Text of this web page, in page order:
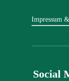
Impressum
Social